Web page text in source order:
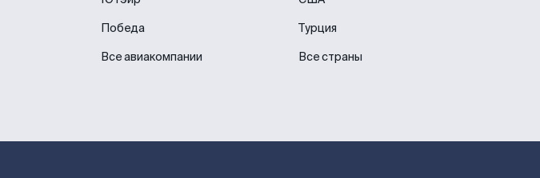
Победа
Все авиакомпании
Турция
Все страны